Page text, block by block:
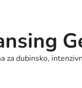
za dubinsko,